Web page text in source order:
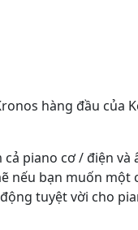
hàng đầu của
piano cơ / điện
nếu bạn muốn
tuyệt vời cho